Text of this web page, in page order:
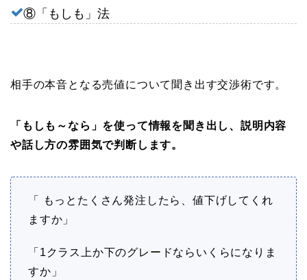
⑧「もしも」法
相手の本音となる売値について聞き出す交渉術です。
「もしも～なら」を使って情報を聞き出し、説明内容
や話し方の雰囲気で判断します。
「 もっとたくさん発注したら、値下げしてくれ
ますか」
「1クラス上か下のグレードならいくらになりま
すか」